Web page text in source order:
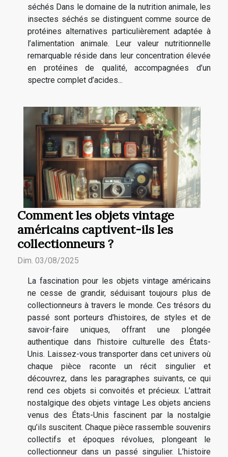
séchés Dans le domaine de la nutrition animale, les
insectes séchés se distinguent comme source de
protéines alternatives particulièrement adaptée à
l’alimentation animale. Leur valeur nutritionnelle
remarquable réside dans leur concentration élevée
en protéines de qualité, accompagnées d’un
spectre complet d’acides...
Comment les objets vintage
américains captivent-ils les
collectionneurs ?
Dim. 03/08/2025
La fascination pour les objets vintage américains
ne cesse de grandir, séduisant toujours plus de
collectionneurs à travers le monde. Ces trésors du
passé sont porteurs d’histoires, de styles et de
savoir-faire uniques, offrant une plongée
authentique dans l’histoire culturelle des États-
Unis. Laissez-vous transporter dans cet univers où
chaque pièce raconte un récit singulier et
découvrez, dans les paragraphes suivants, ce qui
rend ces objets si convoités et précieux. L’attrait
nostalgique des objets vintage Les objets anciens
venus des États-Unis fascinent par la nostalgie
qu’ils suscitent. Chaque pièce rassemble souvenirs
collectifs et époques révolues, plongeant le
collectionneur dans un passé singulier. L’histoire